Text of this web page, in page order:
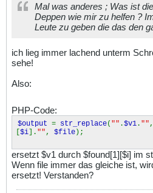
Mal was anderes ; Was ist
Deppen wie mir zu helfen ?
Leute zu geben die das den
ich lieg immer lachend unterm
sehe!
Also:
PHP-Code:
$output = str_replace( "" .$v1 . "" ,
[$i]. "" , $file);
ersetzt $v1 durch $found[1][$i] im
Wenn file immer das gleiche ist,
ersetzt! Verstanden?